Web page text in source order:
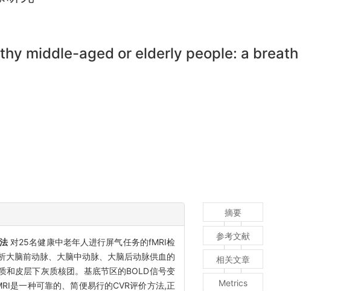
middle-aged or elderly people: a breath
对25名健康中老年人进行屏气任务的fMRI检
脑前动脉、大脑中动脉、大脑后动脉供血的
皮层下灰质核团。基底节区的BOLD信号变
是一种可靠的、简便易行的CVR评价方法,正
摘要
参考文献
相关文章
Metrics